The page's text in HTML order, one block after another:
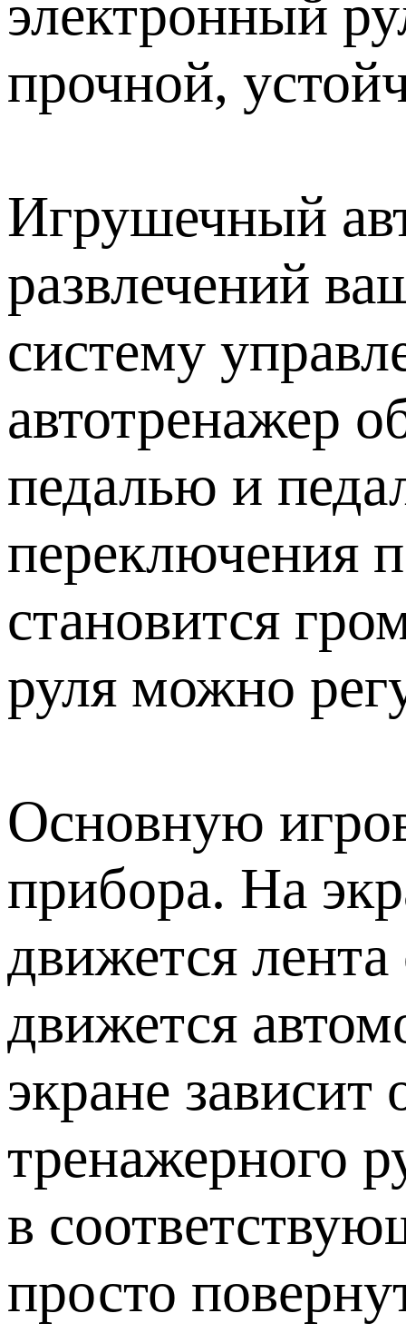
электронный
прочной,
Игрушечный
развлечений
систему
автотренажер
педалью и
переключения
становится
руля можно
Основную
прибора. На
движется
движется
экране
тренажерного
в
просто